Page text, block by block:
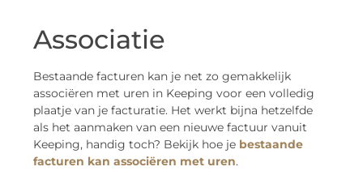
Associatie
Bestaande facturen kan je net zo gemakkelijk
associëren met uren in Keeping voor een volledig
plaatje van je facturatie. Het werkt bijna hetzelfde
als het aanmaken van een nieuwe factuur vanuit
Keeping, handig toch? Bekijk hoe je bestaande
facturen kan associëren met uren.